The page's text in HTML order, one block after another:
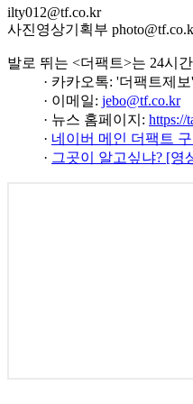
ilty012@tf.co.kr
사진영상기획부
발로 뛰는 <더팩트>는 24시
· 카카오톡: '더팩트제
· 이메일: jebo@tf.co.kr
· 뉴스 홈페이지: https://
· 네이버 메인 더팩트
· 그곳이 알고싶냐? [